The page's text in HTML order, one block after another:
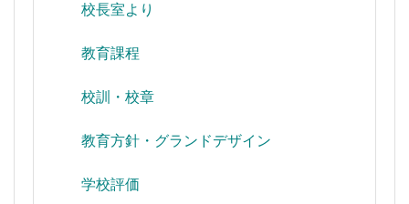
校長室より
教育課程
校訓・校章
教育方針・グランドデザイン
学校評価